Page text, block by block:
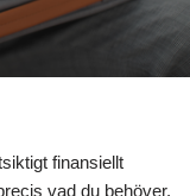
finansiellt
vad du behöver.